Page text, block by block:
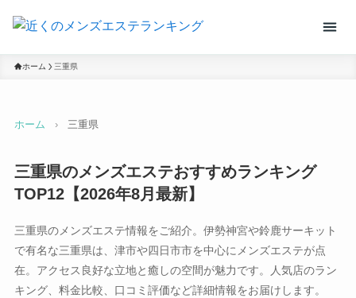
ホーム 三重県
ホーム › 三重県
三重県のメンズエステおすすめランキング
TOP12【2026年8月最新】
三重県のメンズエステ情報をご紹介。伊勢神宮や鈴鹿サーキット
で有名な三重県は、津市や四日市市を中心にメンズエステが点
在。アクセス良好な立地と癒しの空間が魅力です。人気店のラン
キング、料金比較、口コミ評価など詳細情報をお届けします。